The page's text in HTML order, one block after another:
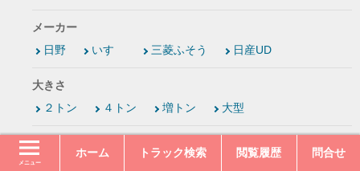
メニュー
ホーム トラック検索 閲覧履歴 問合せ
メーカー
日野
いすゞ 三菱ふそう 日産UD
大きさ
２トン
４トン 増トン 大型
ボディー幅